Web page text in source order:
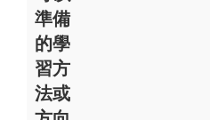
準備
的學
習方
法或